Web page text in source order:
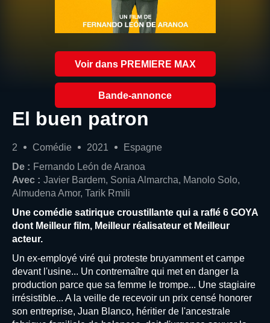
Voir dans PREMIERE MAX
Bande-annonce
El buen patron
2 Comédie 2021
Espagne
De : Fernando León de Aranoa
Avec : Javier Bardem, Sonia Almarcha, Manolo Solo,
Almudena Amor, Tarik Rmili
Une comédie satirique croustillante qui a raflé 6 GOYA
dont Meilleur film, Meilleur réalisateur et Meilleur
acteur.
Un ex-employé viré qui proteste bruyamment et campe
devant l'usine... Un contremaître qui met en danger la
production parce que sa femme le trompe... Une stagiaire
irrésistible... A la veille de recevoir un prix censé honorer
son entreprise, Juan Blanco, héritier de l'ancestrale